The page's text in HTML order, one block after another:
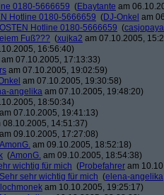
0180-5666659 (Ebaytante am
Hotline 0180-5666659 (DJ-Onkel am
Hotline 0180-5666659 (casjopaya
Fuß??? (xujka2 am 07.10.2005,
16:56:40)
am 07.10.2005, 17:13:33)
am 07.10.2005, 19:02:59)
am 07.10.2005, 19:30:58)
angelika am 07.10.2005, 19:48:20)
18:50:34)
am 07.10.2005, 19:41:13)
08.10.2005, 14:51:37)
am 09.10.2005, 17:27:08)
AmonG. am 09.10.2005, 18:52:18)
(AmonG. am 09.10.2005, 18:54:38)
wichtig für mich (Probefahrer am
sehr wichtig für mich (elena-angelika
am 10.10.2005, 19:25:17)